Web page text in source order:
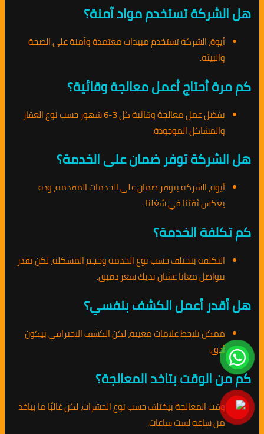
هل الشركة تستخدم مواد آمنة؟
أيوة، الشركة تستخدم مبيدات معتمدة وآمنة على الصحة
والبيئة.
كم مرة أحتاج أعمل معالجة وقائية؟
يفضل عمل معالجة وقائية كل 3-6 شهور حسب نوع العقار
والمشاكل الموجودة.
هل الشركة توفر ضمان على الخدمة؟
أيوة، الشركة بتوفر ضمان على الخدمات المقدمة، وده
يعكس ثقتنا في شغلنا.
كم تكلفة الخدمة؟
التكلفة بتختلف حسب نوع الخدمة وحجم المشكلة، لكن تقدر
تتواصل معانا عشان نديك سعر دقيق.
هل أقدر أعمل الكشف بنفسي؟
ممكن تلاحظ علامات معينة، لكن الكشف الاحترافي بيكون
أدق.
كم من الوقت بتاخد المعالجة؟
وقت المعالجة بيختلف حسب نوع الحشرات، لكن غالبًا ما بياخد
من ساعة لست ساعات.